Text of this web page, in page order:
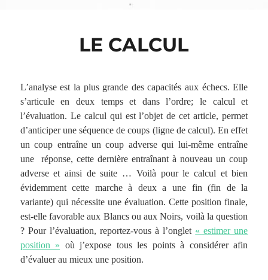
LE CALCUL
L’analyse est la plus grande des capacités aux échecs. Elle
s’articule en deux temps et dans l’ordre; le calcul et
l’évaluation. Le calcul qui est l’objet de cet article, permet
d’anticiper une séquence de coups (ligne de calcul). En effet
un coup entraîne un coup adverse qui lui-même entraîne
une réponse, cette dernière entraînant à nouveau un coup
adverse et ainsi de suite … Voilà pour le calcul et bien
évidemment cette marche à deux a une fin (fin de la
variante) qui nécessite une évaluation. Cette position finale,
est-elle favorable aux Blancs ou aux Noirs, voilà la question
? Pour l’évaluation, reportez-vous à l’onglet « estimer une
position » où j’expose tous les points à considérer afin
d’évaluer au mieux une position.